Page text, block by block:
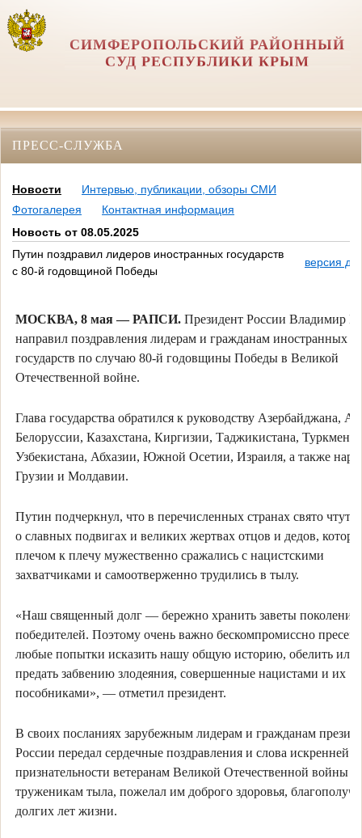
СИМФЕРОПОЛЬСКИЙ РАЙОННЫЙ
СУД РЕСПУБЛИКИ КРЫМ
ПРЕСС-СЛУЖБА
Новости
Интервью, публикации, обзоры СМИ
Фотогалерея
Контактная информация
Новость от 08.05.2025
Путин поздравил лидеров иностранных государств
с 80-й годовщиной Победы
версия
МОСКВА, 8 мая — РАПСИ. Президент России Владимир
направил поздравления лидерам и гражданам иностранных
государств по случаю 80-й годовщины Победы в Великой
Отечественной войне.
Глава государства обратился к руководству Азербайджана,
Белоруссии, Казахстана, Киргизии, Таджикистана,
Узбекистана, Абхазии, Южной Осетии, Израиля, а также
Грузии и Молдавии.
Путин подчеркнул, что в перечисленных странах свято чтут
о славных подвигах и великих жертвах отцов и дедов,
плечом к плечу мужественно сражались с нацистскими
захватчиками и самоотверженно трудились в тылу.
«Наш священный долг — бережно хранить заветы поколения
победителей. Поэтому очень важно бескомпромиссно
любые попытки исказить нашу общую историю, обелить или
предать забвению злодеяния, совершенные нацистами и их
пособниками», — отметил президент.
В своих посланиях зарубежным лидерам и гражданам
России передал сердечные поздравления и слова искренней
признательности ветеранам Великой Отечественной войны и
труженикам тыла, пожелал им доброго здоровья,
долгих лет жизни.